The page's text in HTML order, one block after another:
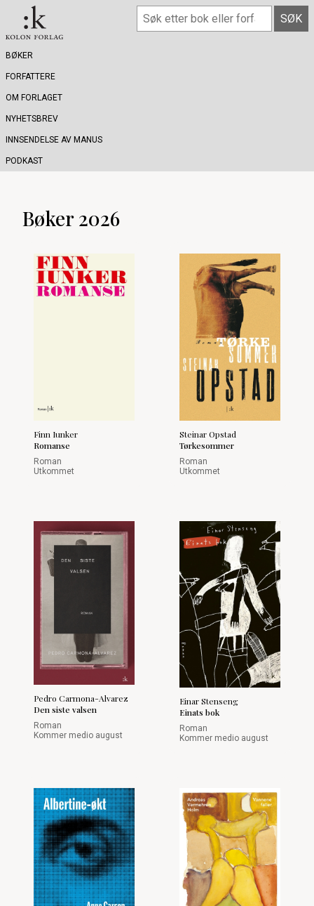
BØKER
FORFATTERE
OM FORLAGET
NYHETSBREV
INNSENDELSE AV MANUS
PODKAST
Bøker 2026
Finn Iunker
Romanse
Roman
Utkommet
Steinar Opstad
Tørkesommer
Roman
Utkommet
Pedro Carmona-Alvarez
Den siste valsen
Roman
Kommer medio august
Einar Stenseng
Einats bok
Roman
Kommer medio august